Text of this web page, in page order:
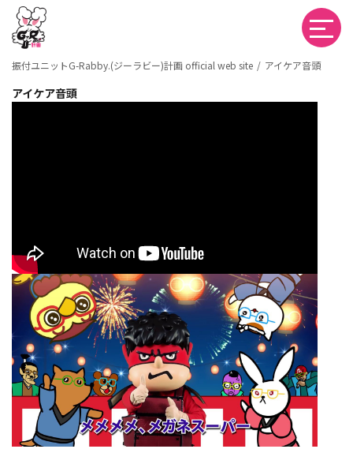
振付ユニットG-Rabby.(ジーラビー)計画 official web site アイケア音頭
アイケア音頭